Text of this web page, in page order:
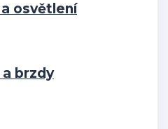
osvětlení
brzdy